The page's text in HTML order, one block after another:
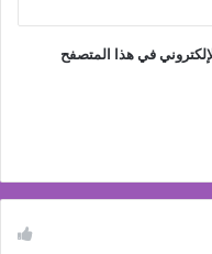
في هذا المتصفح